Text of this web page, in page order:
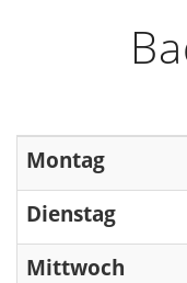
Montag
Dienstag
Mittwoch